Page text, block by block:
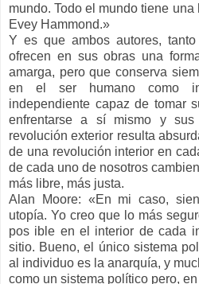
mundo. Todo el mundo tiene
Evey Hammond.»
Y es que ambos autores,
ofrecen en sus obras una
amarga, pero que conserva
en el ser humano como
independiente capaz de tomar
enfrentarse a sí mismo y sus
revolución exterior resulta
de una revolución interior en
de cada uno de nosotros
más libre, más justa.
Alan Moore: «En mi caso,
utopía. Yo creo que lo más
pos ible en el interior de cada
sitio. Bueno, el único sistema
al individuo es la anarquía, y
como un sistema político pero,